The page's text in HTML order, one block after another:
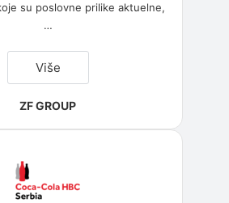
su poslovne prilike aktuelne,
…
Više“ZF
GROUP”
ZF GROUP